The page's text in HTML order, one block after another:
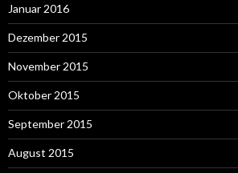
Januar 2016
Dezember 2015
November 2015
Oktober 2015
September 2015
August 2015